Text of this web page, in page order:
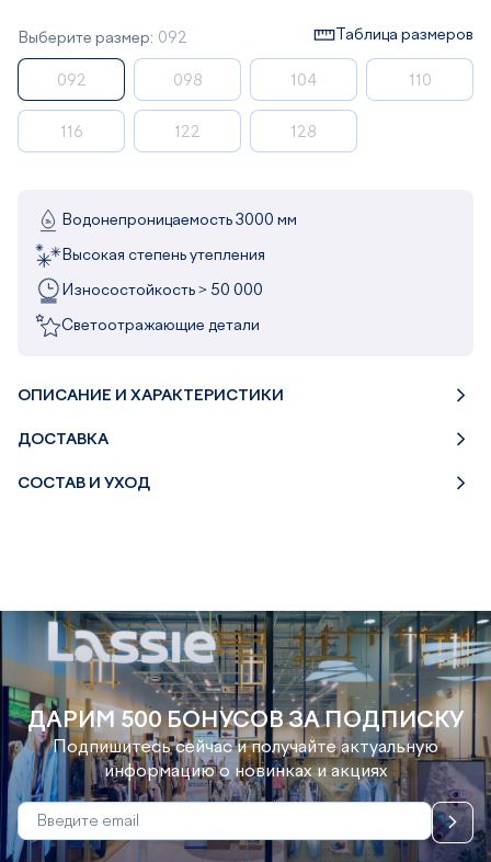
Выберите размер: 092 Таблица размеров
092 098 104 110
116 122 128
Водонепроницаемость 3000 мм
Высокая степень утепления
Износостойкость > 50 000
Светоотражающие детали
ОПИСАНИЕ И ХАРАКТЕРИСТИКИ
ДОСТАВКА
СОСТАВ И УХОД
ДАРИМ 500 БОНУСОВ ЗА ПОДПИСКУ
Подпишитесь сейчас и получайте актуальную
информацию о новинках и акциях